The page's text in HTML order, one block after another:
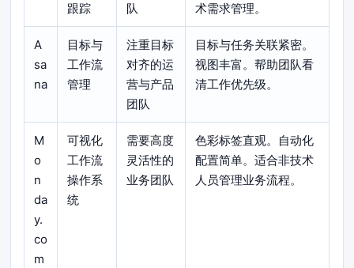
跟踪
队
术需求管理。
A
sa
na
目标与
工作流
管理
注重目标
对齐的运
营与产品
团队
目标与任务关联紧密。
视图丰富。帮助团队看
清工作优先级。
M
o
n
da
y.
co
m
可视化
工作流
操作系
统
需要高度
灵活性的
业务团队
色彩标签直观。自动化
配置简单。适合非技术
人员管理业务流程。